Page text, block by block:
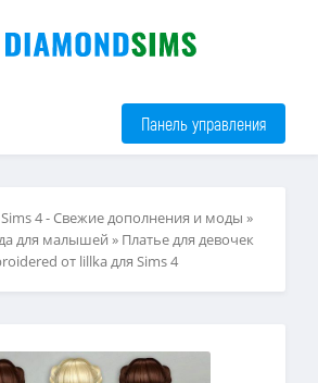
Панель управления
Sims 4 - Свежие дополнения и моды »
для малышей » Платье для девочек
от lillka для Sims 4